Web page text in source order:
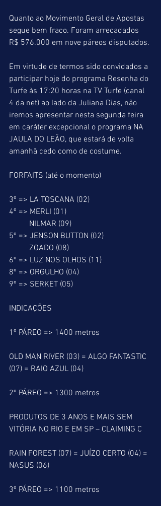
Quanto ao Movimento Geral de Apostas
segue bem fraco. Foram arrecadados
R$ 576.000 em nove páreos disputados.
Em virtude de termos sido convidados a
participar hoje do programa Resenha do
Turfe às 17:20 horas na TV Turfe (canal
4 da net) ao lado da Juliana Dias, não
iremos apresentar nesta segunda feira
em caráter excepcional o programa NA
JAULA DO LEÃO, que estará de volta
amanhã cedo como de costume.
FORFAITS (até o momento)
3º => LA TOSCANA (02)
4º => MERLI (01)
          NILMAR (09)
5º => JENSON BUTTON (02)
          ZOADO (08)
6º => LUZ NOS OLHOS (11)
8º => ORGULHO (04)
9º => SERKET (05)
INDICAÇÕES
1º PÁREO => 1400 metros
OLD MAN RIVER (03) = ALGO FANTASTIC
(07) = RAIO AZUL (04)
2º PÁREO => 1300 metros
PRODUTOS DE 3 ANOS E MAIS SEM
VITÓRIA NO RIO E EM SP – CLAIMING C
RAIN FOREST (07) = JUÍZO CERTO (04) =
NASUS (06)
3º PÁREO => 1100 metros